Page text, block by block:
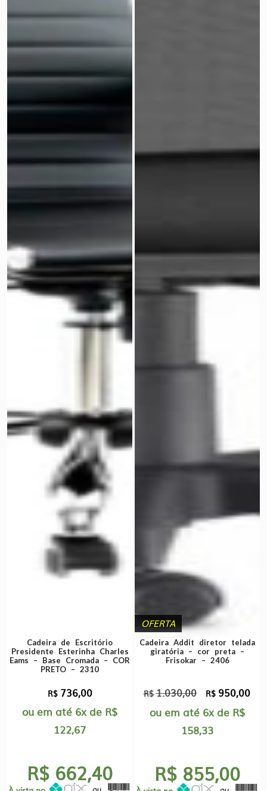
Cadeira de Escritório
Presidente Esterinha Charles
Eams – Base Cromada – COR
PRETO – 2310
R$ 736,00
ou em até 6x de R$
122,67
R$ 662,40
OFERTA
Cadeira Addit diretor telada
giratória – cor preta –
Frisokar – 2406
R$ 1.030,00
O
preço
original
R$ 950,00
ou em até 6x de R$
158,33
R$ 855,00